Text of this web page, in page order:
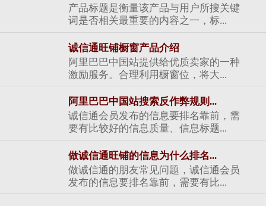
产品标题是衡量该产品与用户所搜关键
词是否相关最重要的内容之一，标...
诚信通旺铺橱窗产品介绍
阿里巴巴中国站提供给优质卖家的一种
激励服务。合理利用橱窗位，将大...
阿里巴巴中国站搜索反作弊规则...
诚信通会员发布的信息要排名靠前，需
要有比较好的信息质量、信息标题...
做诚信通旺铺的信息为什么排名...
做诚信通的朋友常见问题，诚信通会员
发布的信息要排名靠前，需要有比...